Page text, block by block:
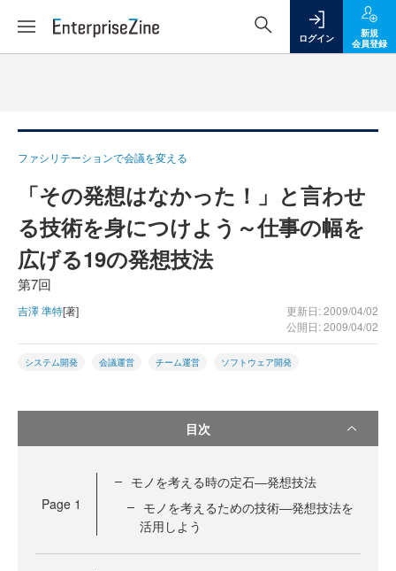
ログイン
新規
会員登録
ファシリテーションで会議を変える
「その発想はなかった！」と言わせ
る技術を身につけよう～仕事の幅を
広げる19の発想技法
第7回
吉澤 準特[著]
更新日: 2009/04/02
公開日: 2009/04/02
システム開発 会議運営 チーム運営 ソフトウェア開発
目次
Page 1
モノを考える時の定石―発想技法
モノを考えるための技術―発想技法を
活用しよう